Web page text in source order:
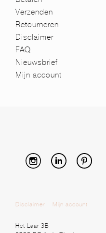
Verzenden
Retourneren
Disclaimer
FAQ
Nieuwsbrief
Mijn account
Disclaimer Mijn account
Het Laar 3B